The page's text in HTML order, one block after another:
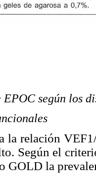
EPOC según los
la relación
Según el
GOLD la